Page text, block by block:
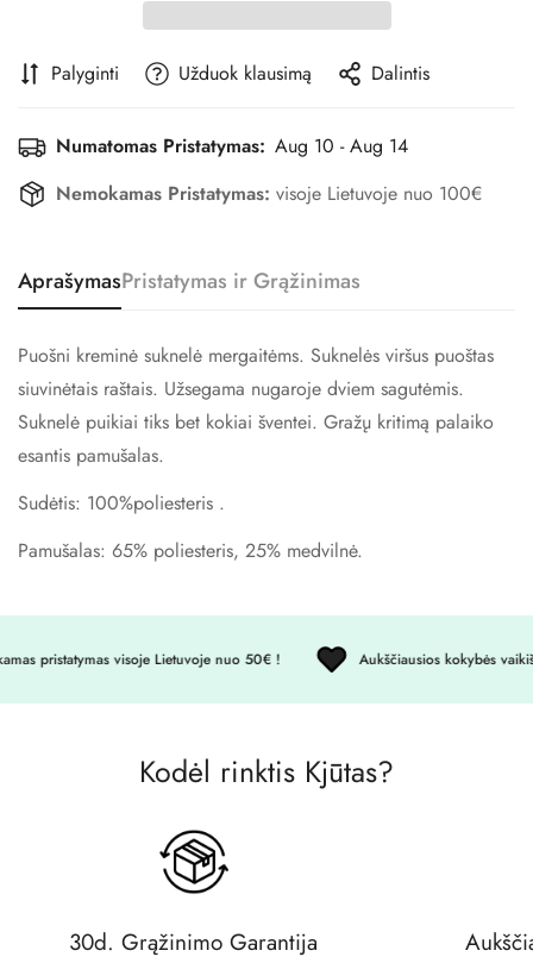
Palyginti Užduok klausimą Dalintis
Numatomas Pristatymas: Aug 10 - Aug 14
Nemokamas Pristatymas: visoje Lietuvoje nuo 100€
AprašymasPristatymas ir Grąžinimas
Puošni kreminė suknelė mergaitėms. Suknelės viršus puoštas
siuvinėtais raštais. Užsegama nugaroje dviem sagutėmis.
Suknelė puikiai tiks bet kokiai šventei. Gražų kritimą palaiko
esantis pamušalas.
Sudėtis: 100%poliesteris .
Pamušalas: 65% poliesteris, 25% medvilnė.
pristatymas visoje Lietuvoje nuo 50€ ! Aukščiausios kokybės
Kodėl rinktis Kjūtas?
30d. Grąžinimo Garantija
Confirm your age
Are you 18 years old or older?